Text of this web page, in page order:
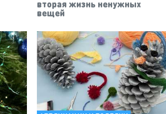
вторая жизнь ненужных
вещей